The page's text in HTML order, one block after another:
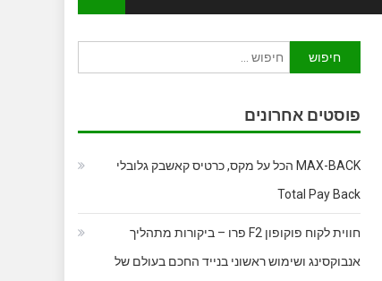
חיפוש:
פוסטים אחרונים
MAX-BACK הכל על מקס, כרטיס קאשבק גלובלי
Total Pay Back
חווית לקוח פוקופון F2 פרו – ביקורות מתהליך
אנבוקסינג ושימוש ראשוני בנייד החכם בעולם של